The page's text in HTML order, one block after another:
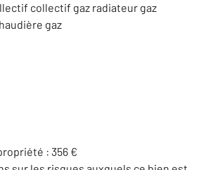
collectif gaz radiateur gaz
gaz
: 356 €